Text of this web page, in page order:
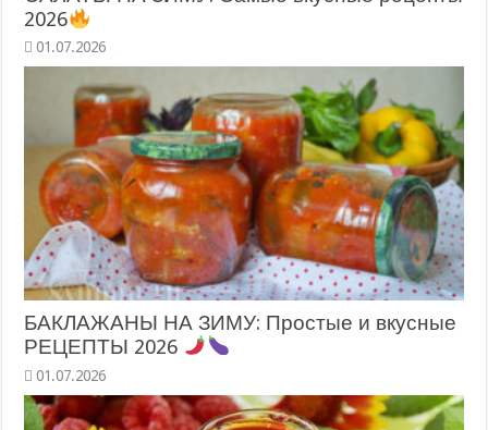
2026
БАКЛАЖАНЫ НА ЗИМУ: Простые и вкусные
РЕЦЕПТЫ 2026